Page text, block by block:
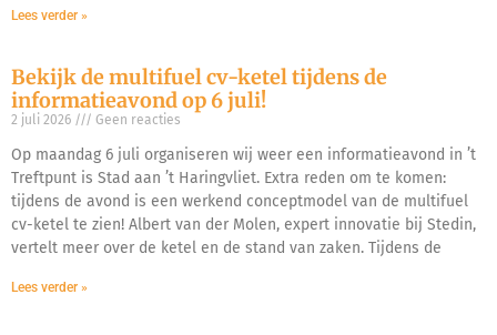
Lees verder »
Bekijk de multifuel cv-ketel tijdens de
informatieavond op 6 juli!
2 juli 2026 Geen reacties
Op maandag 6 juli organiseren wij weer een informatieavond in ’t
Treftpunt is Stad aan ’t Haringvliet. Extra reden om te komen:
tijdens de avond is een werkend conceptmodel van de multifuel
cv-ketel te zien! Albert van der Molen, expert innovatie bij Stedin,
vertelt meer over de ketel en de stand van zaken. Tijdens de
Lees verder »